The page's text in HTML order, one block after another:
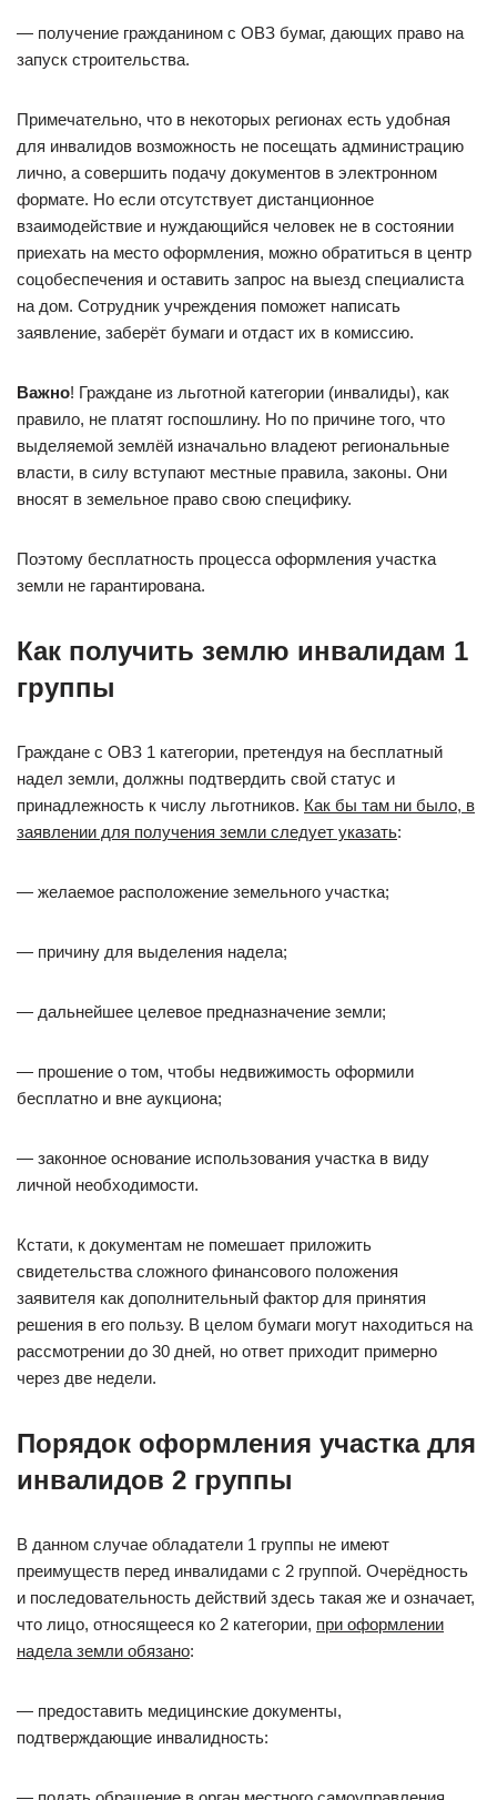
— получение гражданином с ОВЗ бумаг, дающих право на
запуск строительства.
Примечательно, что в некоторых регионах есть удобная
для инвалидов возможность не посещать администрацию
лично, а совершить подачу документов в электронном
формате. Но если отсутствует дистанционное
взаимодействие и нуждающийся человек не в состоянии
приехать на место оформления, можно обратиться в центр
соцобеспечения и оставить запрос на выезд специалиста
на дом. Сотрудник учреждения поможет написать
заявление, заберёт бумаги и отдаст их в комиссию.
Важно! Граждане из льготной категории (инвалиды), как
правило, не платят госпошлину. Но по причине того, что
выделяемой землёй изначально владеют региональные
власти, в силу вступают местные правила, законы. Они
вносят в земельное право свою специфику.
Поэтому бесплатность процесса оформления участка
земли не гарантирована.
Как получить землю инвалидам 1
группы
Граждане с ОВЗ 1 категории, претендуя на бесплатный
надел земли, должны подтвердить свой статус и
принадлежность к числу льготников. Как бы там ни было, в
заявлении для получения земли следует указать:
— желаемое расположение земельного участка;
— причину для выделения надела;
— дальнейшее целевое предназначение земли;
— прошение о том, чтобы недвижимость оформили
бесплатно и вне аукциона;
— законное основание использования участка в виду
личной необходимости.
Кстати, к документам не помешает приложить
свидетельства сложного финансового положения
заявителя как дополнительный фактор для принятия
решения в его пользу. В целом бумаги могут находиться на
рассмотрении до 30 дней, но ответ приходит примерно
через две недели.
Порядок оформления участка для
инвалидов 2 группы
В данном случае обладатели 1 группы не имеют
преимуществ перед инвалидами с 2 группой. Очерёдность
и последовательность действий здесь такая же и означает,
что лицо, относящееся ко 2 категории, при оформлении
надела земли обязано:
— предоставить медицинские документы,
подтверждающие инвалидность: